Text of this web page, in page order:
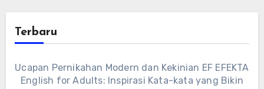
Terbaru
Ucapan Pernikahan Modern dan Kekinian EF EFEKTA
English for Adults: Inspirasi Kata-kata yang Bikin